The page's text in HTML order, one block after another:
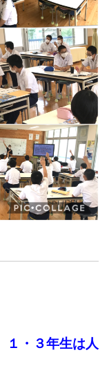
１・３年生は人